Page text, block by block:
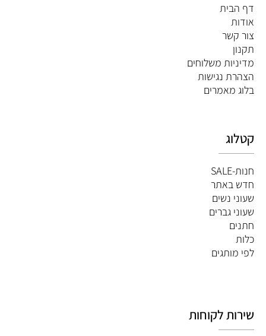
דף הבית
אודות
צור קשר
תקנון
מדיניות משלוחים
הצהרת נגישות
בלוג מאמרים
קטלוג
חנות-SALE
חדש באתר
שעוני נשים
שעוני גברים
חתנים
כלות
לפי מותגים
שירות לקוחות